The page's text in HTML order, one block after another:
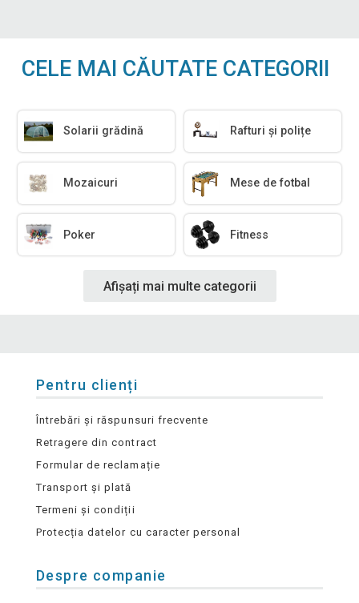
CELE MAI CĂUTATE CATEGORII
Solarii grădină Rafturi și polițe
Mozaicuri Mese de fotbal
Poker Fitness
Afișați mai multe categorii
Pentru clienți
Întrebări și răspunsuri frecvente
Retragere din contract
Formular de reclamație
Transport și plată
Termeni și condiții
Protecția datelor cu caracter personal
Despre companie